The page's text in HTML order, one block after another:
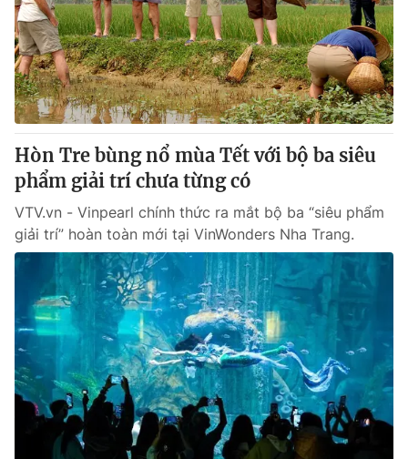
Hòn Tre bùng nổ mùa Tết với bộ ba siêu
phẩm giải trí chưa từng có
VTV.vn - Vinpearl chính thức ra mắt bộ ba “siêu phẩm
giải trí” hoàn toàn mới tại VinWonders Nha Trang.